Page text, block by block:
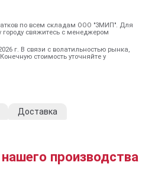
по всем складам ООО "ЗМИП". Для
городу свяжитесь с менеджером
г. В связи с волатильностью рынка,
стоимость уточняйте у
Доставка
производства